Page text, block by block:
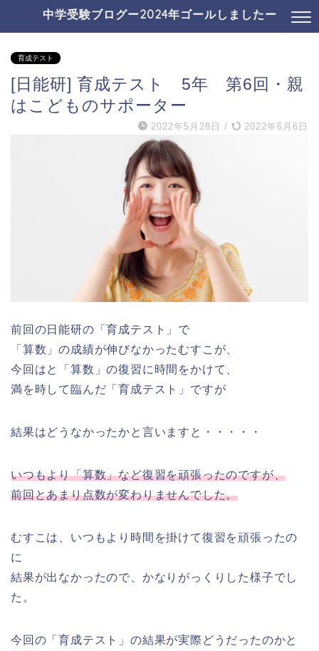
中学受験ブログー2024年ゴールしましたー
育成テスト
[日能研] 育成テスト 5年 第6回・親
はこどものサポーター
2022年5月28日 / 2022年6月6日
前回の日能研の「育成テスト」で
「算数」の成績が伸びなかったむすこが、
今回はと「算数」の復習に時間をかけて、
満を時して臨んだ「育成テスト」ですが
結果はどうなかったかと言いますと・・・・・
いつもより「算数」など復習を頑張ったのですが、
前回とあまり点数が変わりませんでした。
むすこは、いつもより時間を掛けて復習を頑張ったの
に
結果が出なかったので、かなりがっくりした様子でし
た。
今回の「育成テスト」の結果が実際どうだったのかと